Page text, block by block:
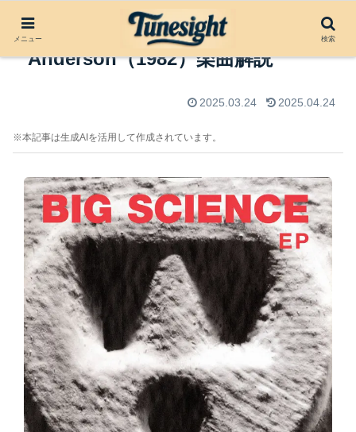
Big Science by Laurie
Anderson（1982）楽曲解説
2025.03.24 2025.04.24
※本記事は生成AIを活用して作成されています。
メニュー 検索